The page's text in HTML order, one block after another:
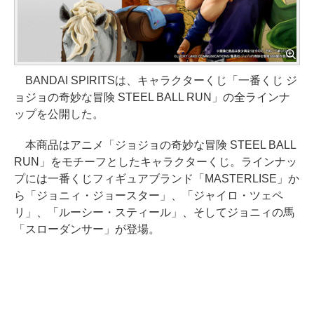
BANDAI SPIRITSは、キャラクターくじ「一番くじ ジ
ョジョの奇妙な冒険 STEEL BALL RUN」の全ラインナ
ップを公開した。
本商品はアニメ「ジョジョの奇妙な冒険 STEEL BALL
RUN」をモチーフとしたキャラクターくじ。ラインナッ
プには一番くじフィギュアブランド「MASTERLISE」か
ら「ジョニィ・ジョースター」、「ジャイロ・ツェペ
リ」、「ルーシー・スティール」、そしてジョニィの馬
「スローダンサー」が登場。